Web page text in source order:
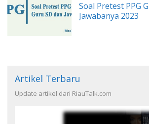
Soal Pretest PPG
Jawabanya 2023
Artikel Terbaru
Update artikel dari RiauTalk.com